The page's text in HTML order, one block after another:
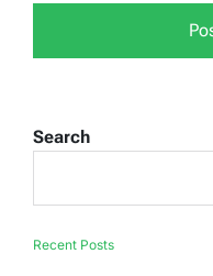
Search
Recent Posts